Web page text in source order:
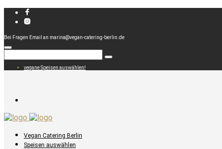
Bei Fragen Email an marina@vegan-catering-berlin.de
vegane Speisen auswählen!
Vegan Catering Berlin
Speisen auswählen